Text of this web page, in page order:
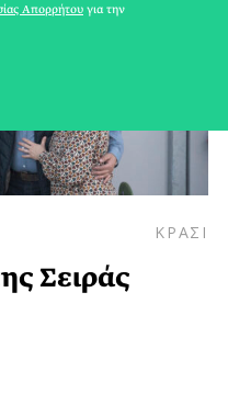
ΚΡΑΣΙ
Σειράς
Απορρήτου για την